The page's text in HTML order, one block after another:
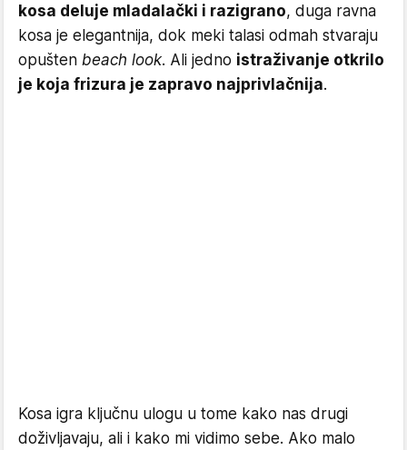
kosa deluje mladalački i razigrano, duga ravna
kosa je elegantnija, dok meki talasi odmah stvaraju
opušten beach look. Ali jedno istraživanje otkrilo
je koja frizura je zapravo najprivlačnija.
Kosa igra ključnu ulogu u tome kako nas drugi
doživljavaju, ali i kako mi vidimo sebe. Ako malo